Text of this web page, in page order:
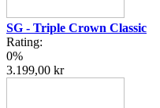
SG - Triple Crown Classic
Rating:
0%
3.199,00 kr